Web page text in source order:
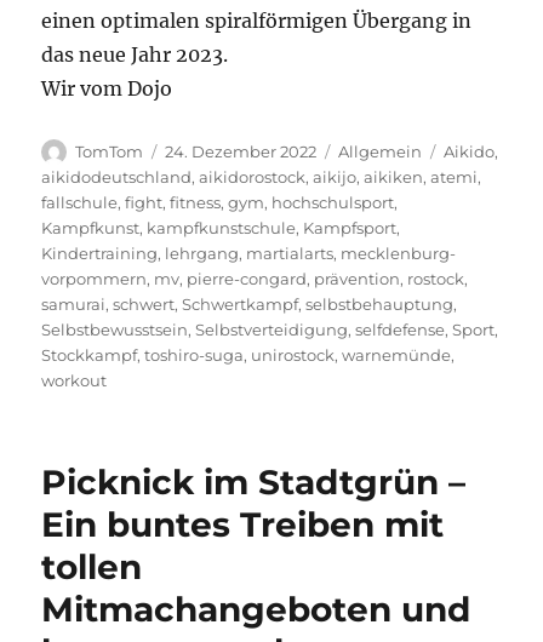
einen optimalen spiralförmigen Übergang in
das neue Jahr 2023.
Wir vom Dojo
Autor
TomTom
Veröffentlicht
am
24. Dezember 2022 Kategorien
Allgemein Aikido,
aikidodeutschland,aikidorostock,aikijo,aikiken,atemi,
fallschule,fight,fitness,gym, hochschulsport,
Kampfkunst, kampfkunstschule, Kampfsport,
Kindertraining, lehrgang, martialarts, mecklenburg-
vorpommern, mv, pierre-congard, prävention, rostock,
samurai,schwert,Schwertkampf,selbstbehauptung,
Selbstbewusstsein,Selbstverteidigung,selfdefense,Sport,
Stockkampf,toshiro-suga, unirostock,warnemünde,
workout
Picknick im Stadtgrün –
Ein buntes Treiben mit
tollen
Mitmachangeboten und